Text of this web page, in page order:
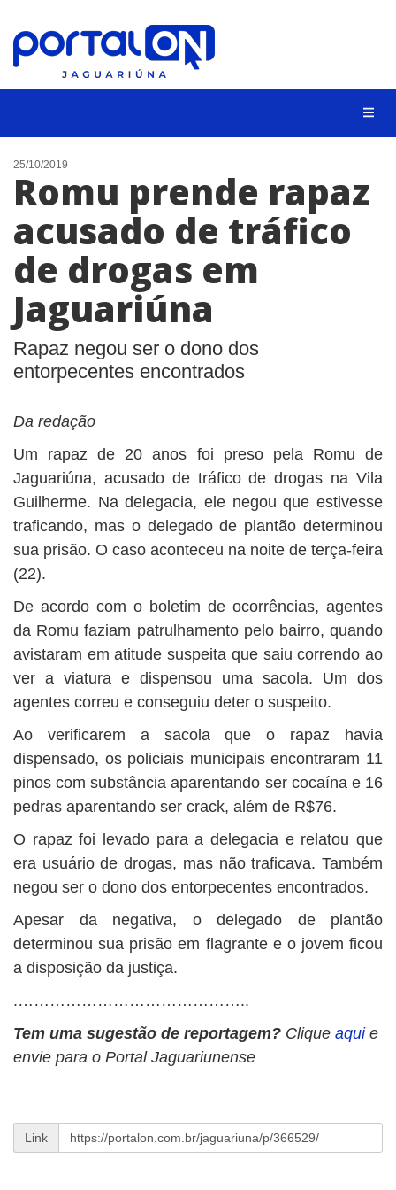
NOTÍCIAS
LISTA DIGITAL
CONTATO
ANUNCIE
25/10/2019
Romu prende rapaz
acusado de tráfico
de drogas em
Jaguariúna
Rapaz negou ser o dono dos
entorpecentes encontrados
Da redação
Um rapaz de 20 anos foi preso pela Romu de
Jaguariúna, acusado de tráfico de drogas na Vila
Guilherme. Na delegacia, ele negou que estivesse
traficando, mas o delegado de plantão determinou
sua prisão. O caso aconteceu na noite de terça-feira
(22).
De acordo com o boletim de ocorrências, agentes
da Romu faziam patrulhamento pelo bairro, quando
avistaram em atitude suspeita que saiu correndo ao
ver a viatura e dispensou uma sacola. Um dos
agentes correu e conseguiu deter o suspeito.
Ao verificarem a sacola que o rapaz havia
dispensado, os policiais municipais encontraram 11
pinos com substância aparentando ser cocaína e 16
pedras aparentando ser crack, além de R$76.
O rapaz foi levado para a delegacia e relatou que
era usuário de drogas, mas não traficava. Também
negou ser o dono dos entorpecentes encontrados.
Apesar da negativa, o delegado de plantão
determinou sua prisão em flagrante e o jovem ficou
a disposição da justiça.
.……………………………………..
Tem uma sugestão de reportagem? Clique aqui e
envie para o Portal Jaguariunense
Link